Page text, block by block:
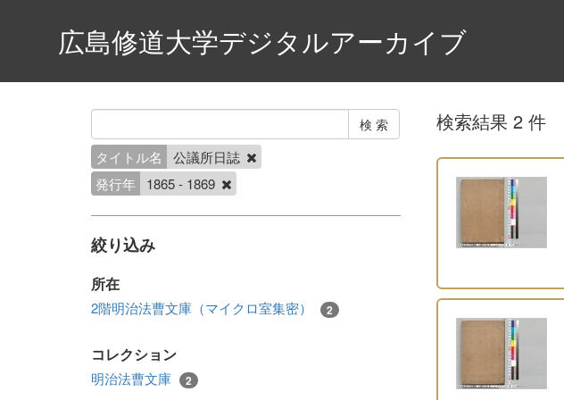
広島修道大学デジタルアーカイブ
タイトル名
公議所日誌
発行年
1865 - 1869
絞り込み
所在
2階明治法曹文庫（マイクロ室集密） 2
コレクション
明治法曹文庫 2
検索結果 2 件